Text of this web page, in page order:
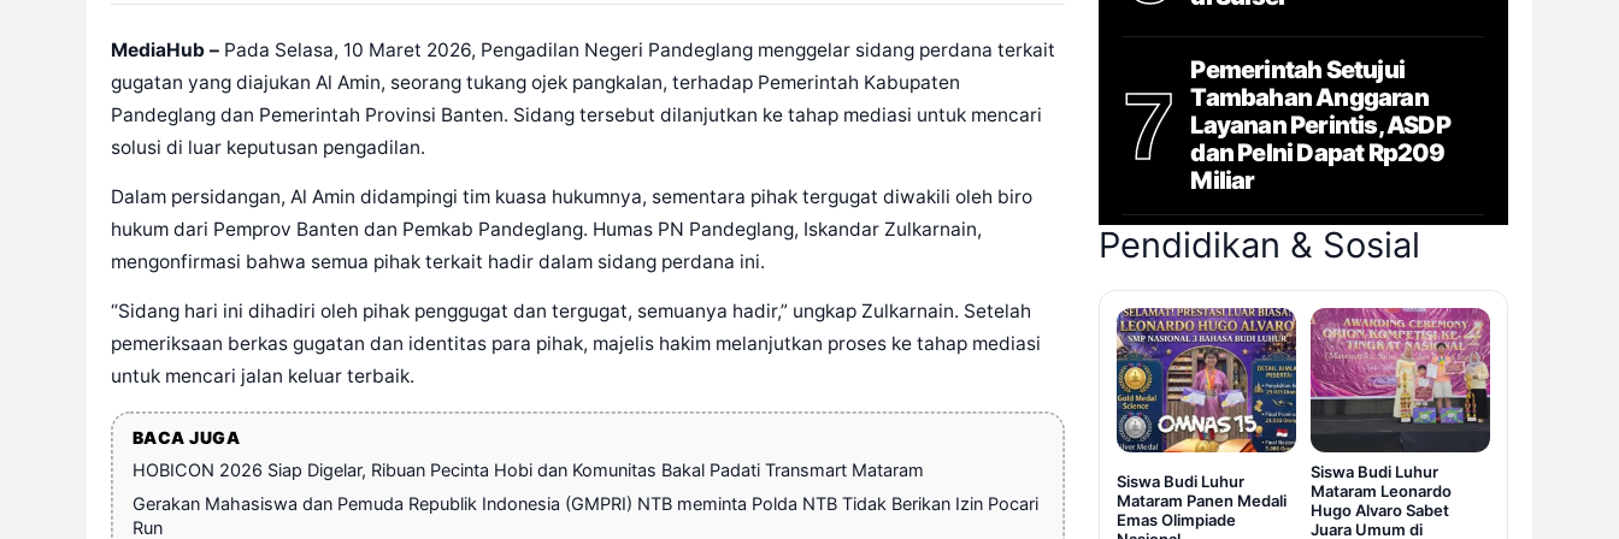
MediaHub – Pada Selasa, 10 Maret 2026, Pengadilan Negeri Pandeglang menggelar sidang perdana terkait
gugatan yang diajukan Al Amin, seorang tukang ojek pangkalan, terhadap Pemerintah Kabupaten
Pandeglang dan Pemerintah Provinsi Banten. Sidang tersebut dilanjutkan ke tahap mediasi untuk mencari
solusi di luar keputusan pengadilan.
Dalam persidangan, Al Amin didampingi tim kuasa hukumnya, sementara pihak tergugat diwakili oleh biro
hukum dari Pemprov Banten dan Pemkab Pandeglang. Humas PN Pandeglang, Iskandar Zulkarnain,
mengonfirmasi bahwa semua pihak terkait hadir dalam sidang perdana ini.
“Sidang hari ini dihadiri oleh pihak penggugat dan tergugat, semuanya hadir,” ungkap Zulkarnain. Setelah
pemeriksaan berkas gugatan dan identitas para pihak, majelis hakim melanjutkan proses ke tahap mediasi
untuk mencari jalan keluar terbaik.
BACA JUGA
HOBICON 2026 Siap Digelar, Ribuan Pecinta Hobi dan Komunitas Bakal Padati Transmart Mataram
Gerakan Mahasiswa dan Pemuda Republik Indonesia (GMPRI) NTB meminta Polda NTB Tidak Berikan Izin Pocari
Run
7
Pemerintah Setujui
Tambahan Anggaran
Layanan Perintis, ASDP
dan Pelni Dapat Rp209
Miliar
Pendidikan & Sosial
Siswa Budi Luhur
Mataram Panen Medali
Emas Olimpiade
Siswa Budi Luhur
Mataram Leonardo
Hugo Alvaro Sabet
Juara Umum di